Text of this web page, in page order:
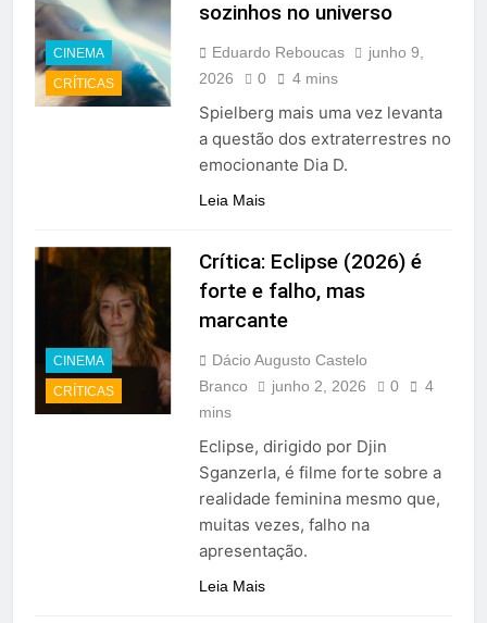
CINEMA
CRÍTICAS
sozinhos no universo
Eduardo Reboucas
junho 9,
2026
0 4 mins
Spielberg mais uma vez levanta
a questão dos extraterrestres no
emocionante Dia D.
Leia Mais
CINEMA
CRÍTICAS
Crítica: Eclipse (2026) é
forte e falho, mas
marcante
Dácio Augusto Castelo
Branco
junho 2, 2026 0
4
mins
Eclipse, dirigido por Djin
Sganzerla, é filme forte sobre a
realidade feminina mesmo que,
muitas vezes, falho na
apresentação.
Leia Mais